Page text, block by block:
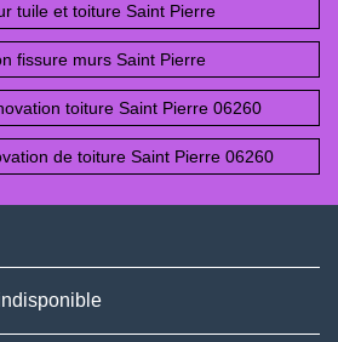
tuile et toiture Saint Pierre
fissure murs Saint Pierre
toiture Saint Pierre 06260
de toiture Saint Pierre 06260